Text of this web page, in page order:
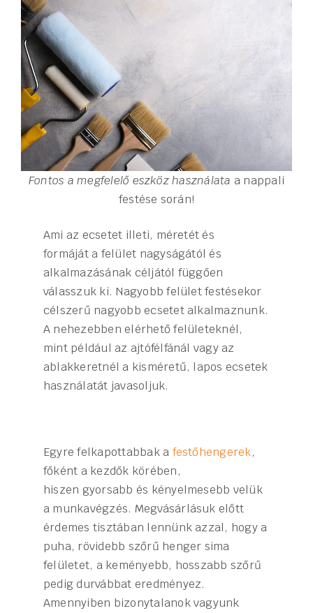
Fontos a megfelelő eszköz használata a nappali
festése során!
Ami az ecsetet illeti, méretét és
formáját a felület nagyságától és
alkalmazásának céljától függően
válasszuk ki. Nagyobb felület festésekor
célszerű nagyobb ecsetet alkalmaznunk.
A nehezebben elérhető felületeknél,
mint például az ajtófélfánál vagy az
ablakkeretnél a kisméretű, lapos ecsetek
használatát javasoljuk.
Egyre felkapottabbak a festőhengerek,
főként a kezdők körében,
hiszen gyorsabb és kényelmesebb velük
a munkavégzés. Megvásárlásuk előtt
érdemes tisztában lennünk azzal, hogy a
puha, rövidebb szőrű henger sima
felületet, a keményebb, hosszabb szőrű
pedig durvábbat eredményez.
Amennyiben bizonytalanok vagyunk